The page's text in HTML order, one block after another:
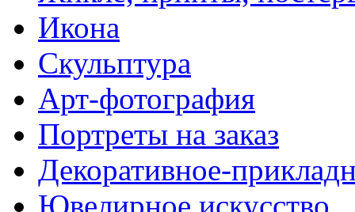
Икона
Скульптура
Арт-фотография
Портреты на заказ
Декоративное-
Ювелирное искусство